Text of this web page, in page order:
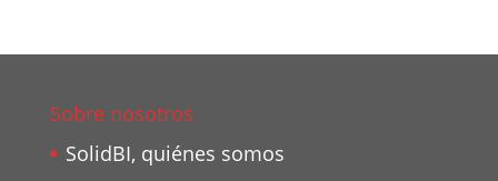
Sobre nosotros
SolidBI, quiénes somos